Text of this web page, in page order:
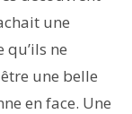
une
ne
une belle
en face. Une